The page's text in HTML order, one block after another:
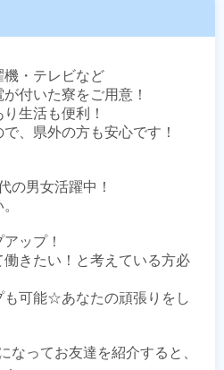
・テレビなど
付いた寮をご用意！
生活も便利！
、県外の方も安心です！
の男女活躍中！
ップ！
きたい！と考えている方必
も可能☆あなたの頑張りをし
なってお友達を紹介すると、